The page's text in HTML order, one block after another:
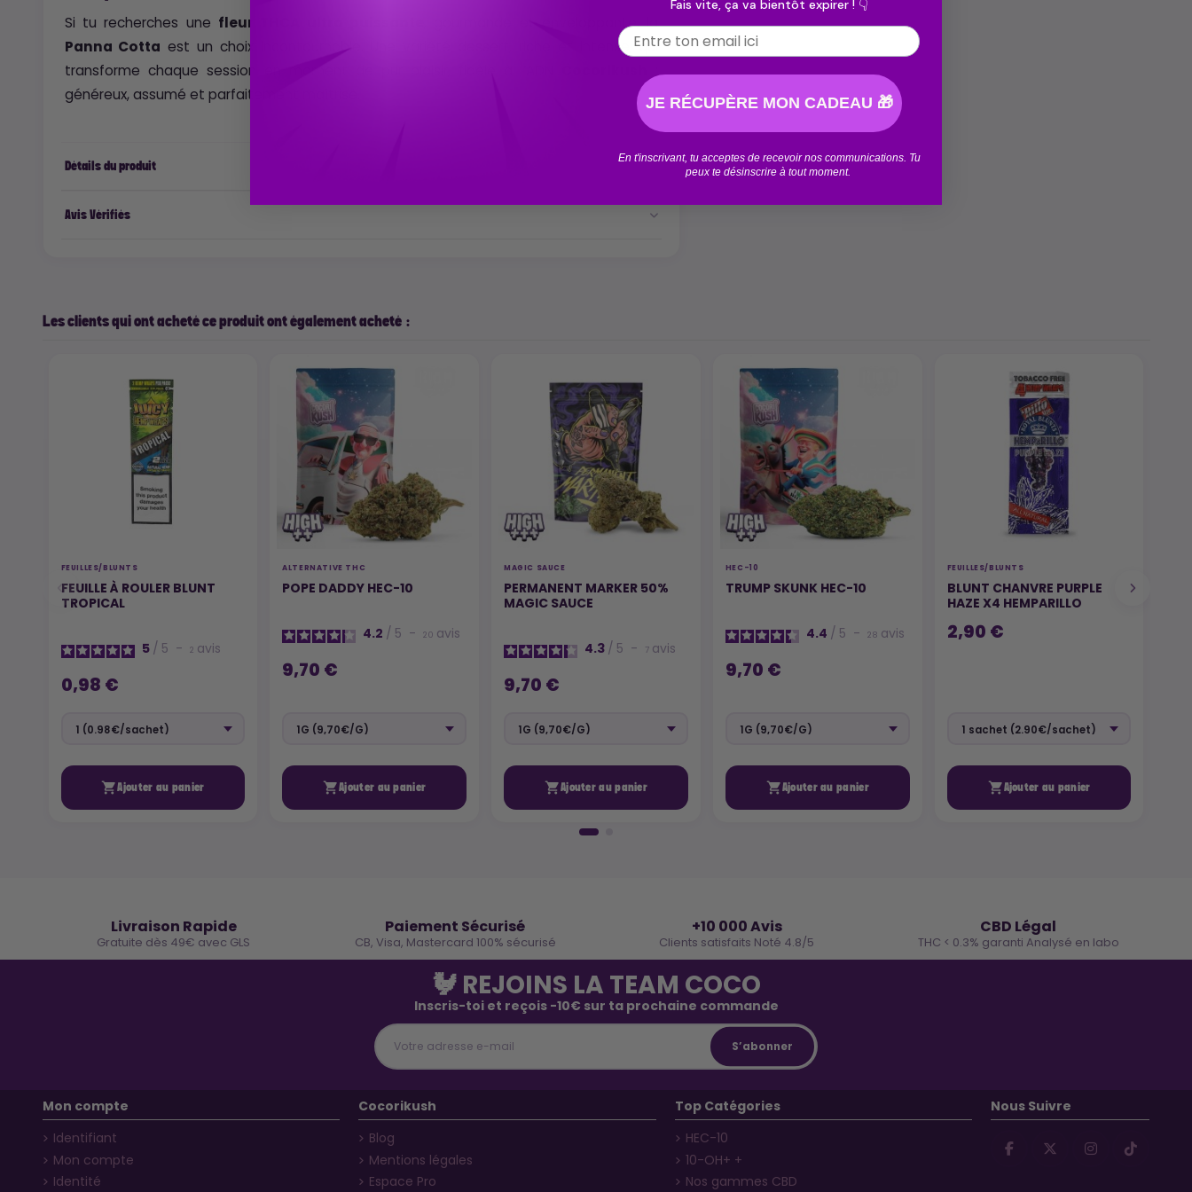
Si tu recherches une fleur THCA ultra puissante
, gourmande et enveloppante, la
Panna Cotta est un choix incontournable. Une variété dessert, riche et intense, qui
transforme chaque session en moment de pur plaisir, fidèle à l’ADN
généreux, assumé et parfaitement maîtrisé.
Détails du produit
Avis Vérifiés
Les clients qui ont acheté ce produit ont également acheté :
FEUILLES/BLUNTS
FEUILLE À ROULER BLUNT
TROPICAL
5 / 5 - 2 avis
0,98 €
Ajouter au panier
ALTERNATIVE THC
POPE DADDY HEC-10
4.2 / 5 - 20 avis
9,70 €
Ajouter au panier
MAGIC SAUCE
PERMANENT MARKER 50%
MAGIC SAUCE
4.3 / 5 - 7 avis
9,70 €
Ajouter au panier
HEC-10
TRUMP SKUNK HEC-10
4.4 / 5 - 28 avis
9,70 €
Ajouter au panier
FEUILLES/BLUNTS
BLUNT CHANVRE PURPLE
HAZE X4 HEMPARILLO
2,90 €
Ajouter au panier
Livraison Rapide
Gratuite dès 49€ avec GLS
Paiement Sécurisé
CB, Visa, Mastercard 100% sécurisé
+10 000 Avis
Clients satisfaits Noté 4.8/5
CBD Légal
THC < 0.3% garanti Analysé en labo
🐓 REJOINS LA TEAM COCO
Inscris-toi et reçois -10€ sur ta prochaine commande
Mon compte
Identifiant
Mon compte
Identité
Cocorikush
Blog
Mentions légales
Espace Pro
Top Catégories
HEC-10
10-OH+ +
Nos gammes CBD
Nous Suivre
Fais vite, ça va bientôt expirer ! 👇
Email
JE RÉCUPÈRE MON CADEAU 🎁
En t'inscrivant, tu acceptes de recevoir nos communications. Tu
peux te désinscrire à tout moment.